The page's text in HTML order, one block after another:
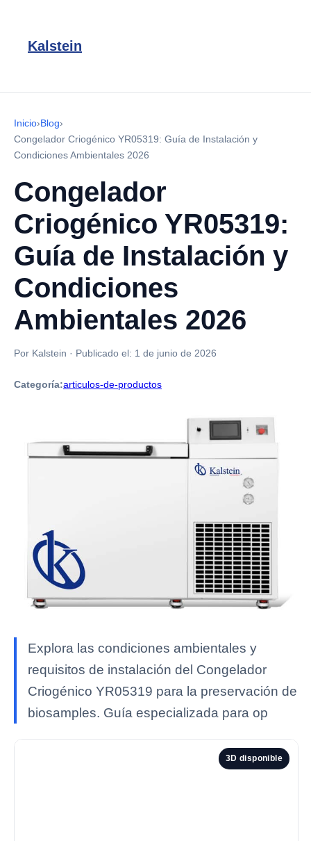
Kalstein
Inicio›Blog›
Congelador Criogénico YR05319: Guía de Instalación y
Condiciones Ambientales 2026
Congelador
Criogénico YR05319:
Guía de Instalación y
Condiciones
Ambientales 2026
Por Kalstein · Publicado el: 1 de junio de 2026
Categoría:articulos-de-productos
Explora las condiciones ambientales y
requisitos de instalación del Congelador
Criogénico YR05319 para la preservación de
biosamples. Guía especializada para op
3D disponible